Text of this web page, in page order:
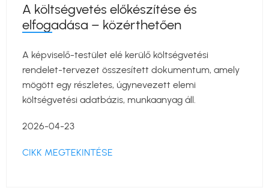
A költségvetés előkészítése és
elfogadása – közérthetően
A képviselő-testület elé kerülő költségvetési
rendelet-tervezet összesített dokumentum, amely
mögött egy részletes, úgynevezett elemi
költségvetési adatbázis, munkaanyag áll.
2026-04-23
CIKK MEGTEKINTÉSE